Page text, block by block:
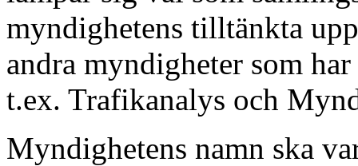
myndighetens tilltänkta
andra myndigheter som
t.ex. Trafikanalys och
Myndighetens namn ska